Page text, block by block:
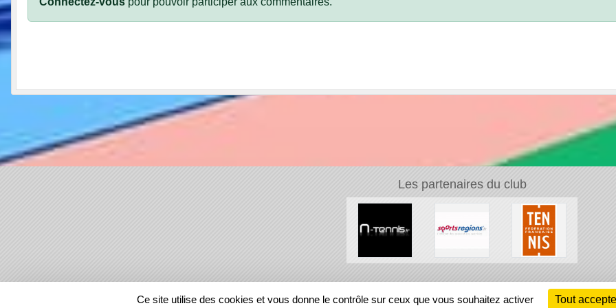
Les partenaires du club
REGIONS
Ce site utilise des cookies et vous donne le contrôle sur ceux que vous souhaitez activer Tout